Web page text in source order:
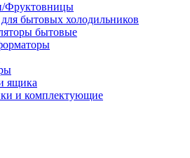
Фруктовницы
бытовых холодильников
бытовые
ящика
и комплектующие